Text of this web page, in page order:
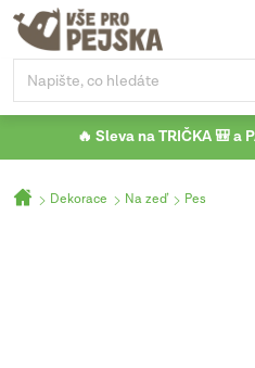
Přejít
obsah
🔥 Sleva na TRIČKA 🎒 a
DomůDekorace Na zeď Pes